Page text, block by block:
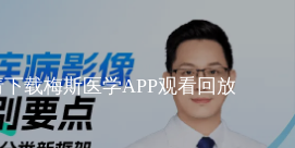
载梅斯医学APP观看回放